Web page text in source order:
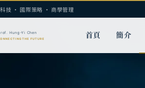
技 · 國際策略 · 商學管理
首頁 簡介